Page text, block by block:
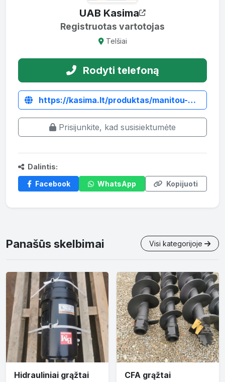
UAB Kasima
Registruotas vartotojas
Telšiai
Rodyti telefoną
https://kasima.lt/produktas/manitou-mlt633-priekine-asis/
Prisijunkite, kad susisiektumėte
Dalintis:
Facebook
WhatsApp Kopijuoti
Panašūs skelbimai Visi kategorijoje
Hidrauliniai grąžtai CFA grąžtai